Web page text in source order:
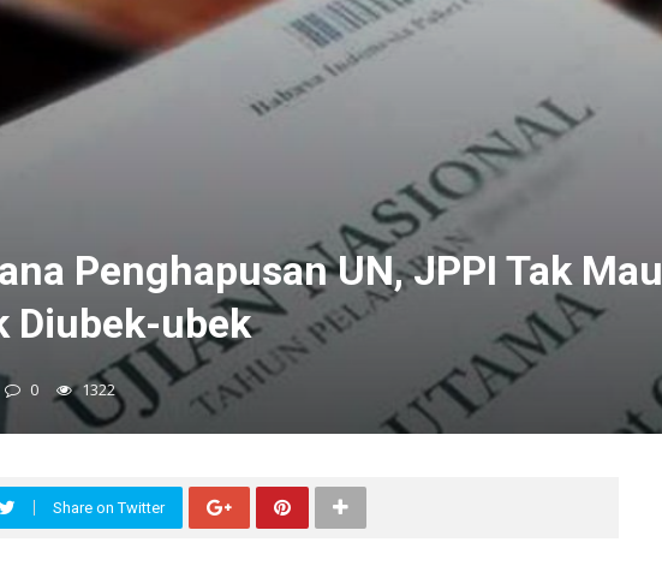
Penghapusan UN, JPPI Tak Mau
Diubek-ubek
0 1322
Share on Twitter